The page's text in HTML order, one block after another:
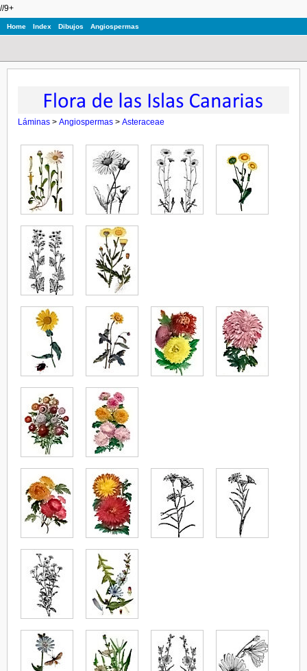
//9+
Home Index Dibujos Angiospermas
Láminas > Angiospermas > Asteraceae